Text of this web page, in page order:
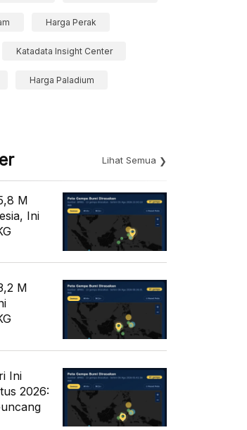
Harga Perak
Katadata Insight Center
Harga Paladium
Lihat Semua
M
Ini
M
Ini
2026: